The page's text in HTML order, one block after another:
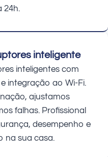
24h.
inteligente
inteligentes com
integração ao Wi-Fi.
ajustamos
falhas. Profissional
desempenho e
na sua casa.